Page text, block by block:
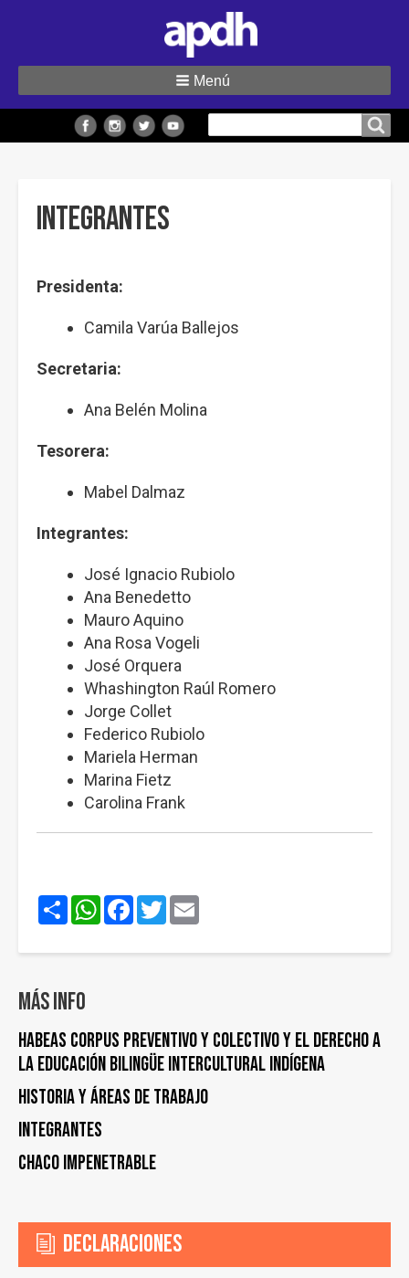
Menú
Integrantes
Presidenta:
Camila Varúa Ballejos
Secretaria:
Ana Belén Molina
Tesorera:
Mabel Dalmaz
Integrantes:
José Ignacio Rubiolo
Ana Benedetto
Mauro Aquino
Ana Rosa Vogeli
José Orquera
Whashington Raúl Romero
Jorge Collet
Federico Rubiolo
Mariela Herman
Marina Fietz
Carolina Frank
ShareWhatsApp
Facebook
Twitter
Más info
HABEAS CORPUS PREVENTIVO Y COLECTIVO y EL DERECHO A
LA EDUCACIÓN BILINGÜE INTERCULTURAL INDÍGENA
Historia y áreas de trabajo
Integrantes
Chaco Impenetrable
Declaraciones